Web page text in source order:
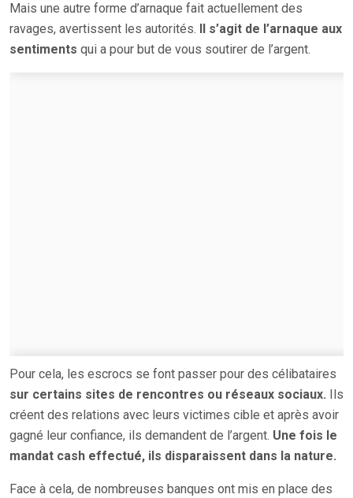
Mais une autre forme d’arnaque fait actuellement des
ravages, avertissent les autorités.
Il s’agit de l’arnaque aux
sentiments qui a pour but de vous soutirer de l’argent.
Pour cela, les escrocs se font passer pour des célibataires
sur certains sites de rencontres ou réseaux sociaux. Ils
créent des relations avec leurs victimes cible et après avoir
gagné leur confiance, ils demandent de l’argent. Une fois le
mandat cash effectué, ils disparaissent dans la nature.
Face à cela, de nombreuses banques ont mis en place des